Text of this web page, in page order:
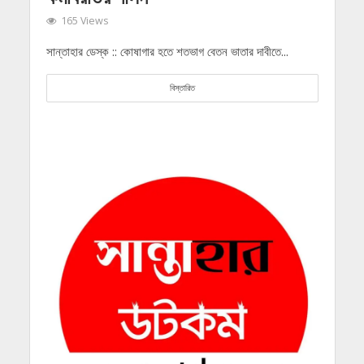
165 Views
সান্তাহার ডেস্ক :: কোষাগার হতে শতভাগ বেতন ভাতার দাবীতে...
বিস্তারিত